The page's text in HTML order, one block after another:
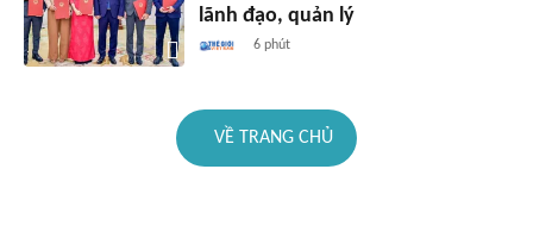
lãnh đạo, quản lý
6 phút
VỀ TRANG CHỦ